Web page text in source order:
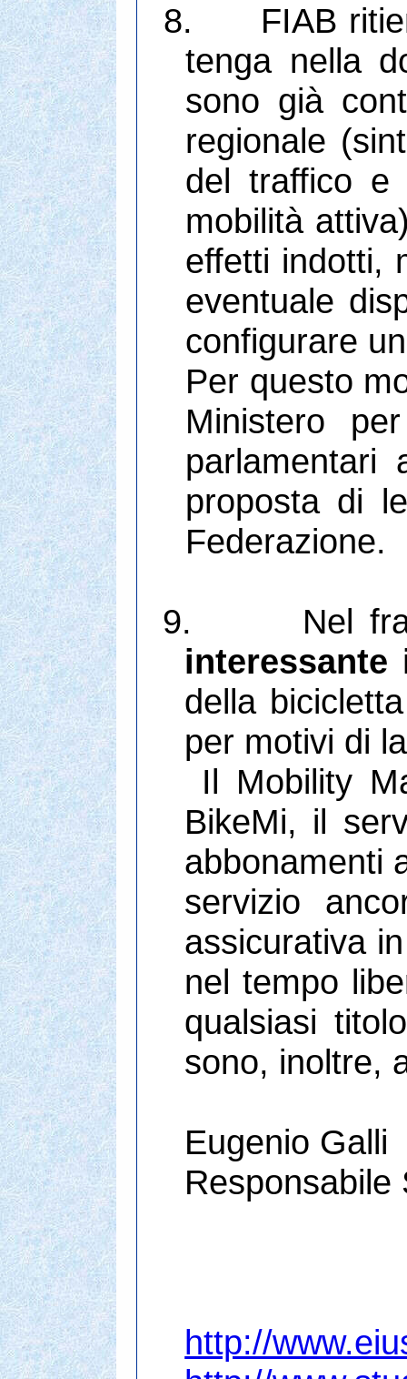
8.
FIAB
tenga nella
sono già
regionale
del traffico e
mobilità
effetti indotti,
eventuale
configurare
Per questo
Ministero
parlamentari
proposta di
Federazione.
9.
Nel
interessante
della
per motivi di
Il Mobility
BikeMi, il
abbonamenti
servizio
assicurativa
nel tempo
qualsiasi
sono, inoltre,
Eugenio Galli
Responsabile
http://